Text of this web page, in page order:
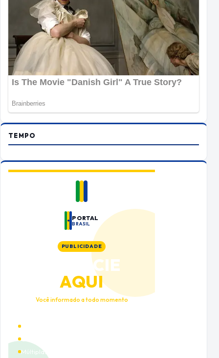
TEMPO
PORTAL
BRASIL
PUBLICIDADE
ANUNCIE
AQUI
Você informado a todo momento
Múltiplas categorias